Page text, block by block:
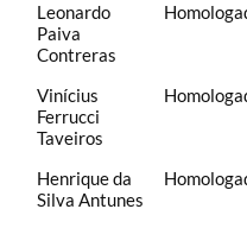
Leonardo
Paiva
Contreras
Vinícius
Ferrucci
Taveiros
Henrique da
Silva Antunes